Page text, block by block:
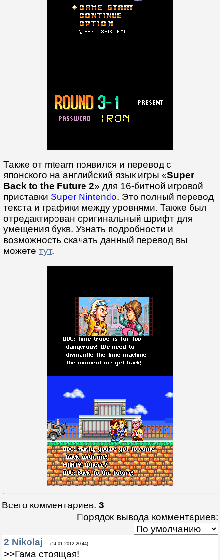
Также от mteam появился и перевод с
японского на английский язык игры «Super
Back to the Future 2» для 16-битной игровой
приставки Super Nintendo. Это полный перевод
текста и графики между уровнями. Также был
отредактирован оригинальный шрифт для
умещения букв. Узнать подробности и
возможность скачать данный перевод вы
можете тут.
Всего комментариев: 3
Порядок вывода комментариев:
2 Nikolaj (14.01.2012 20:44)
>>Гама стоящая!